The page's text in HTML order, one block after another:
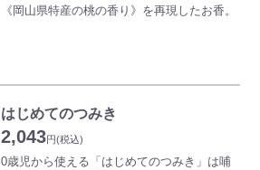
《岡山県特産の桃の香り》を再現したお香。
はじめてのつみき
2,043円(税込)
0歳児から使える「はじめてのつみき」は哺